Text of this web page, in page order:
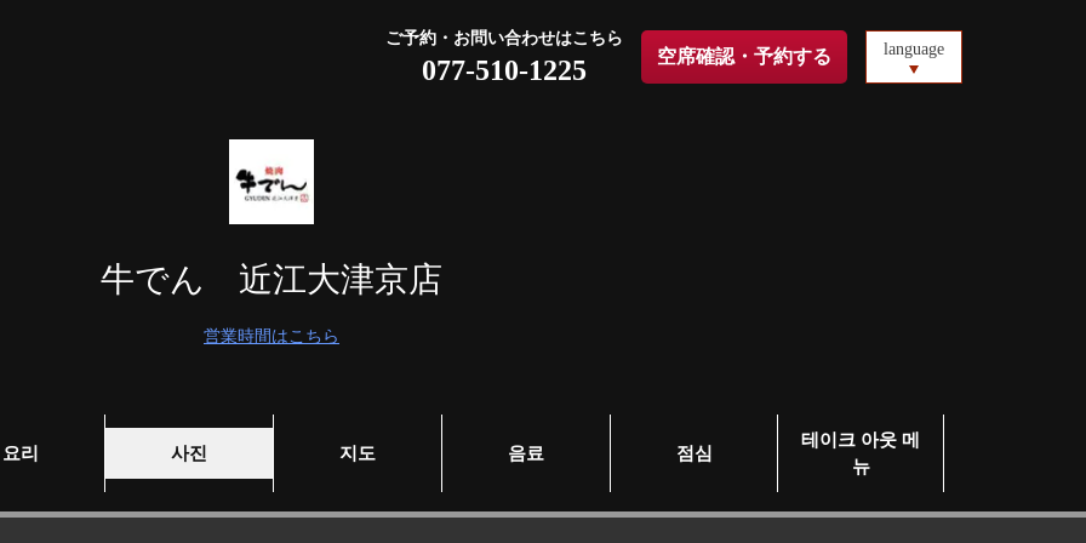
ご予約・お問い合わせはこちら
077-510-1225 空席確認・予約する language
牛でん 近江大津京店
営業時間はこちら
요리 사진 지도 음료 점심
테이크 아웃 메
뉴